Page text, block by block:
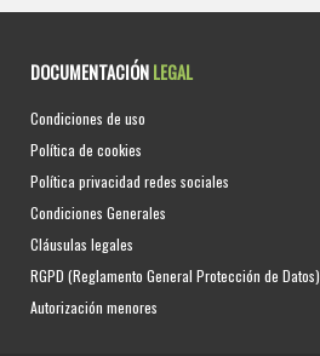
DOCUMENTACIÓNLEGAL
Condiciones de uso
Política de cookies
Política privacidad redes sociales
Condiciones Generales
Cláusulas legales
RGPD (Reglamento General Protección de Datos)
Autorización menores